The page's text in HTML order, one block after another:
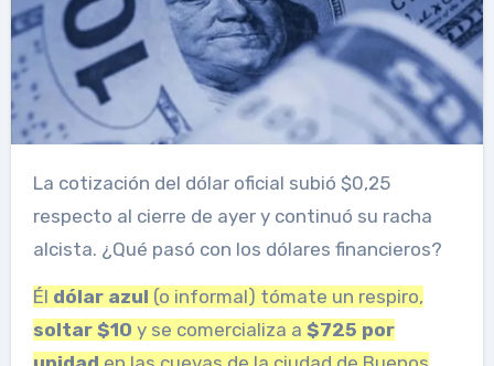
La cotización del dólar oficial subió $0,25
respecto al cierre de ayer y continuó su racha
alcista. ¿Qué pasó con los dólares financieros?
Él dólar azul (o informal) tómate un respiro,
soltar $10 y se comercializa a $725 por